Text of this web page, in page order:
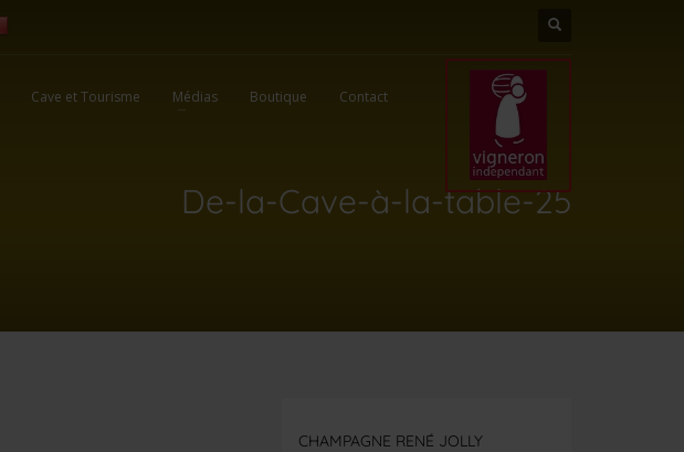
Cave et Tourisme Médias Boutique Contact
De-la-Cave-à-la-table-25
CHAMPAGNE RENÉ JOLLY